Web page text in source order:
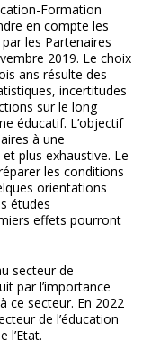
Formation
en compte les
les Partenaires
2019. Le choix
ans résulte des
incertitudes
sur le long
éducatif. L’objectif
à une
plus exhaustive. Le
les conditions
orientations
études
effets pourront
secteur de
par l’importance
ce secteur. En 2022
de l’éducation
l’Etat.